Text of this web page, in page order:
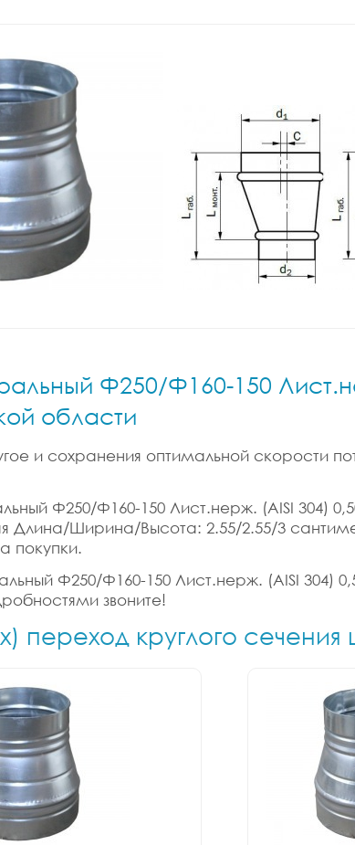
Ф250/Ф160-150
области
и сохранения оптимальной скорости
Ф250/Ф160-150 Лист.нерж. (AISI 304)
Длина/Ширина/Высота: 2.55/2.55/3
покупки.
Ф250/Ф160-150 Лист.нерж. (AISI 304)
звоните!
переход круглого сечения